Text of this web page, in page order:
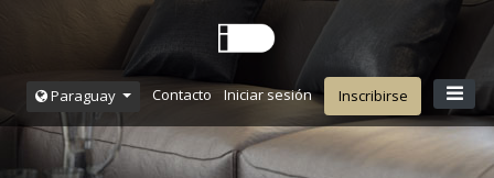
Paraguay Contacto Iniciar sesión Inscribirse